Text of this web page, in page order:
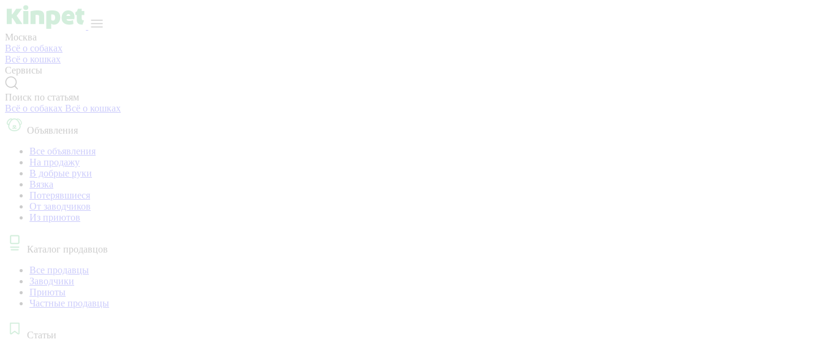
Москва
Всё о собаках
Всё о кошках
Сервисы
Поиск по статьям
Всё о собаках Всё о кошках
Объявления
Все объявления
На продажу
В добрые руки
Вязка
Потерявшиеся
От заводчиков
Из приютов
Каталог продавцов
Все продавцы
Заводчики
Приюты
Частные продавцы
Статьи